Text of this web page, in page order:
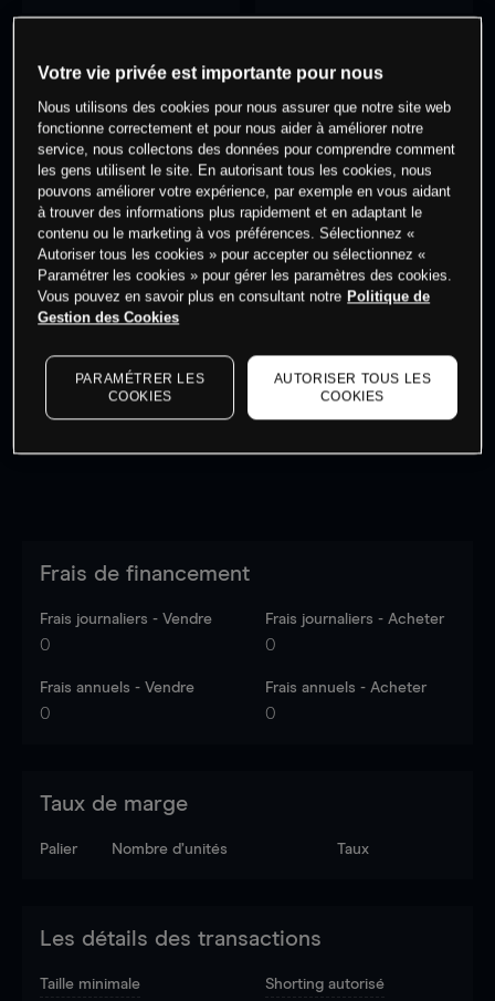
0% des clients ont une position à
cet actif
Commencez à trader
Les prix sont indicatifs.
dernières données du marché.Log into see latest
market data
Frais de financement
Frais journaliers - Vendre
0
Frais journaliers - Acheter
0
Frais annuels - Vendre
0
Frais annuels - Acheter
0
Taux de marge
Palier Nombre d’unités Taux
Les détails des transactions
Taille minimale Shorting autorisé
Votre vie privée est importante pour nous
Nous utilisons des cookies pour nous assurer que notre site web
fonctionne correctement et pour nous aider à améliorer notre
service, nous collectons des données pour comprendre comment
les gens utilisent le site. En autorisant tous les cookies, nous
pouvons améliorer votre expérience, par exemple en vous aidant
à trouver des informations plus rapidement et en adaptant le
contenu ou le marketing à vos préférences. Sélectionnez «
Autoriser tous les cookies » pour accepter ou sélectionnez «
Paramétrer les cookies » pour gérer les paramètres des cookies.
Vous pouvez en savoir plus en consultant notre Politique de
Gestion des Cookies
PARAMÉTRER LES
COOKIES
AUTORISER TOUS LES
COOKIES